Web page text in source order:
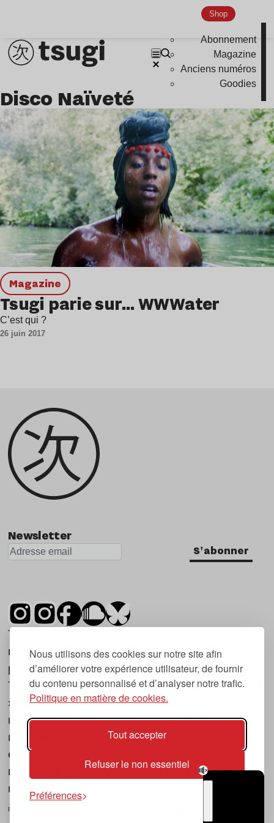
Nous utilisons des cookies sur notre site afin
d’améliorer votre expérience utilisateur, de fournir
du contenu personnalisé et d’analyser notre trafic.
Politique en matière de cookies.
Tout accepter
Refuser le non essentiel
Préférences
Shop
Abonnement
Magazine
Anciens numéros
Goodies
Global Club
Nu Jazz
Disco Naïveté
magazine
Tsugi parie sur… WWWater
C’est qui ?
26 juin 2017
Newsletter
S'abonner
Tsugi est un mensuel indépendant sur la
musique et les nouvelles tendances, dont la
première parution date de 2007.
Tsugi en japonais signifie « prochain », « suivant
», ce qui correspond à la thématique du
magazine, à l’affût des nouvelles tendances
musicales, qu’elles viennent de la musique
électronique, du rock ou du hip hop, et des
nouveaux phénomènes de société liés à la
musique.
POLITIQUE DE COOKIES (UE)